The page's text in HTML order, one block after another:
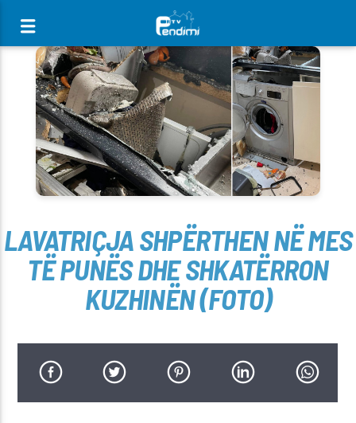
[There are no radio stations in the database]
LAVATRIÇJA SHPËRTHEN NË MES
TË PUNËS DHE SHKATËRRON
KUZHINËN (FOTO)